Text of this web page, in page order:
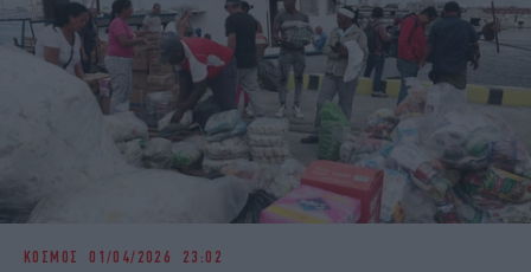
ΚΟΣΜΟΣ 01/04/2026 23:02